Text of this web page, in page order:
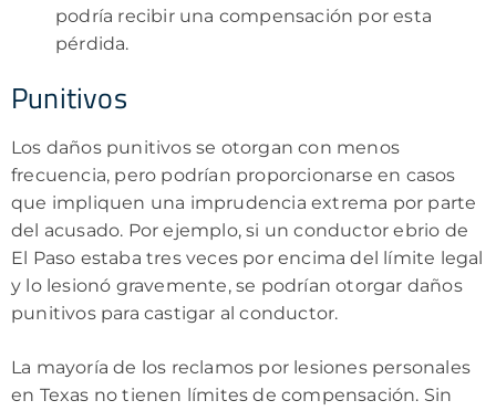
podría recibir una compensación por esta
pérdida.
Punitivos
Los daños punitivos se otorgan con menos
frecuencia, pero podrían proporcionarse en casos
que impliquen una imprudencia extrema por parte
del acusado. Por ejemplo, si un conductor ebrio de
El Paso estaba tres veces por encima del límite legal
y lo lesionó gravemente, se podrían otorgar daños
punitivos para castigar al conductor.
La mayoría de los reclamos por lesiones personales
en Texas no tienen límites de compensación. Sin